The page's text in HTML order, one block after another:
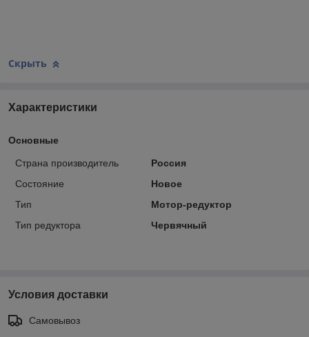
Скрыть
Характеристики
Основные
Страна производитель
Россия
Состояние
Новое
Тип
Мотор-редуктор
Тип редуктора
Червячный
Условия доставки
Самовывоз